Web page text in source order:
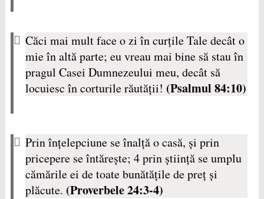
Căci mai mult face o zi în curţile Tale decât o
mie în altă parte; eu vreau mai bine să stau în
pragul Casei Dumnezeului meu, decât să
locuiesc în corturile răutăţii! (Psalmul 84:10)
Prin înţelepciune se înalţă o casă, şi prin
pricepere se întăreşte; 4 prin ştiinţă se umplu
cămările ei de toate bunătăţile de preţ şi
plăcute. (Proverbele 24:3-4)